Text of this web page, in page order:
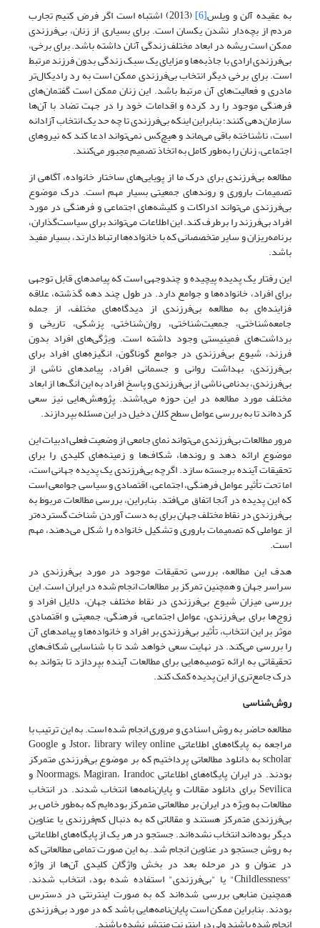
به عقیده آلن و ویلس[6] (2013) اشتباه است اگر فرض کنیم تجارب
مردم از بچه‌دار نشدن یکسان است. برای بسیاری از زنان، بی‌فرزندی
ممکن است ریشه در ابعاد مختلف زندگی آنان داشته باشد. برای برخی،
بی‌فرزندی ارادی با جاذبه‌ها و مزایای یک سبک زندگی بدون فرزند مرتبط
است. برای برخی دیگر انتخاب بی‌فرزندی ممکن است به رد رادیکال‌تر
مادری و فعالیت‌های آن مرتبط باشد. این زنان ممکن است گفتمان‌های
فرهنگی موجود را رد کرده و اقدامات خود را در جهت تضاد با آن‌ها
سازمان‌دهی ‌کنند؛ بنابراین اینکه بی‌فرزندی تا چه حد یک انتخاب آزادانه
است، ناشناخته باقی می‌ماند و هیچ‌کس نمی‌تواند ادعا کند که نیرو‌های
اجتماعی، زنان را به‌طور کامل به اتخاذ تصمیم مجبور می‌کنند.
مطالعه بی‌فرزندی برای درک ما از پویایی‌های ساختار خانواده، آگاهی از
تصمیمات باروری و روندهای جمعیتی بسیار مهم است. درک موضوع
بی‌فرزندی می‌تواند ادراکات و کلیشه‌های اجتماعی و فرهنگی در مورد
افراد بی‌فرزند را برطرف کند. این اطلاعات می‌تواند برای سیاست‌گذاران،
برنامه‌ریزان و سایر متخصصانی که با خانواده‌ها ارتباط دارند، بسیار مفید
باشد.
این رفتار یک پدیده پیچیده و چندوجهی است که پیامدهای قابل توجهی
برای افراد، خانواده‌ها و جوامع دارد. در طول چند دهه گذشته، علاقه
فزاینده‌ای به مطالعه بی‌فرزندی از دیدگاه‌های مختلف، از جمله
جامعه‌شناختی، جمعیت‌شناختی، روان‌شناختی، پزشکی، تاریخی و
برداشت‌های فمینیستی وجود داشته است. ویژگی‌های افراد بدون
فرزند، شیوع بی‌فرزندی در جوامع گوناگون، انگیزه‌های افراد برای
بی‌فرزندی، بهداشت روانی و جسمانی افراد، پیامدهای ناشی از
بی‌فرزندی، بدنامی ناشی از بی‌فرزندی و پاسخ افراد به این اَنگ‌ها از ابعاد
مختلف مورد مطالعه در این حوزه می‌باشند. پژوهش‌هایی نیز سعی
کرده‌اند تا به بررسی عوامل سطح کلان دخیل در این مسئله بپردازند.
مرور مطالعات بی‌فرزندی می‌تواند نمای جامعی از وضعیت فعلی ادبیات این
موضوع ارائه دهد و روندها، شکاف‌ها و زمینه‌های کلیدی را برای
تحقیقات آینده برجسته سازد. اگرچه بی‌فرزندی یک پدیده جهانی است،
اما تحت تأثیر عوامل فرهنگی، اجتماعی، اقتصادی و سیاسی جوامعی است
که این پدیده در آنجا اتفاق می‌افتد. بنابراین، بررسی مطالعات مربوط به
بی‌فرزندی در نقاط مختلف جهان برای به دست آوردن شناخت گسترده‌تر
از عواملی که تصمیمات باروری و تشکیل خانواده را شکل می‌دهند، مهم
است.
هدف این مطالعه، بررسی تحقیقات موجود در مورد بی‌فرزندی در
سراسر جهان و همچنین تمرکز بر مطالعات انجام شده در ایران است. این
بررسی میزان شیوع بی‌فرزندی در نقاط مختلف جهان، دلایل افراد و
زوج‌ها برای بی‌فرزندی، عوامل اجتماعی، فرهنگی، جمعیتی و اقتصادی
موثر بر این انتخاب، تأثیر بی‌فرزندی بر افراد و خانواده‌ها و پیامدهای آن
را بررسی می‌کند. در نهایت سعی خواهد شد تا با شناسایی شکاف‌های
تحقیقاتی به ارائه توصیه‌هایی برای مطالعات آینده بپردازد تا بتواند به
درک جامع‌تری از این پدیده کمک کند.
روش‌شناسی
مطالعه حاضر به روش اسنادی و مروری انجام شده است. به این ترتیب با
مراجعه به پایگاه‌های اطلاعاتی Jstor، library wiley online و Google
scholar به دانلود مطالعاتی پرداختیم که بر موضوع بی‌فرزندی متمرکز
بودند. در ایران پایگاه‌های اطلاعاتی Noormags، Magiran، Irandoc و
Sevilica برای دانلود مقالات و پایان‌نامه‌ها انتخاب شدند. در انتخاب
مطالعات به ویژه در ایران بر مطالعاتی متمرکز بوده‌ایم که به‌طور خاص بر
بی‌فرزندی متمرکز هستند و مقالاتی که به دنبال کم‌فرزندی یا عناوین
دیگر بوده‌اند انتخاب نشده‌اند. جستجو در هر یک از پایگاه‌های اطلاعاتی
به روش جستجو در عناوین انجام شد. به این صورت تمامی مطالعاتی که
در عنوان و در مرحله بعد در بخش واژگان کلیدی آن‌ها از واژه
"Childlessness" یا "بی‌فرزندی" استفاده شده بود، انتخاب شدند.
همچنین منابعی بررسی شده‌اند که به صورت اینترنتی در دسترس
بودند. بنابراین ممکن است پایان‌نامه‌هایی باشد که در مورد بی‌فرزندی